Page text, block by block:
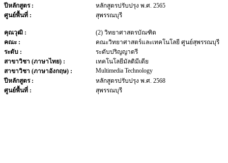
ปีหลักสูตร :
หลักสูตรปรับปรุง พ.ศ. 2565
ศูนย์พื้นที่ :
สุพรรณบุรี
คุณวุฒิ :
(2) วิทยาศาสตรบัณฑิต
คณะ :
คณะวิทยาศาสตร์และเทคโนโลยี ศูนย์สุพรรณบุรี
ระดับ :
ระดับปริญญาตรี
สาขาวิชา (ภาษาไทย) :
เทคโนโลยีมัลติมีเดีย
สาขาวิชา (ภาษาอังกฤษ) :
Multimedia Technology
ปีหลักสูตร :
หลักสูตรปรับปรุง พ.ศ. 2568
ศูนย์พื้นที่ :
สุพรรณบุรี